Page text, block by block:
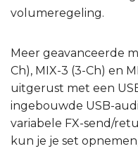
volumeregeling.
Meer geavanceerde
Ch), MIX-3 (3-Ch) en
uitgerust met een
ingebouwde USB-
variabele FX-send/
kun je je set